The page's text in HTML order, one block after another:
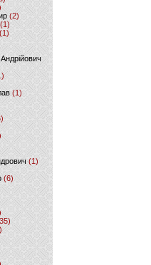
(2)
(1)
(1)
(1)
(1)
(6)